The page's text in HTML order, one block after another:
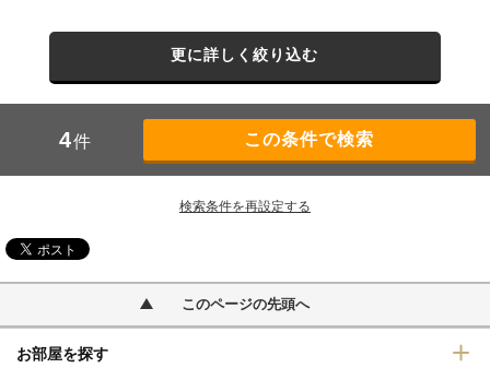
更に詳しく絞り込む
4件
検索条件を再設定する
このページの先頭へ
お部屋を探す